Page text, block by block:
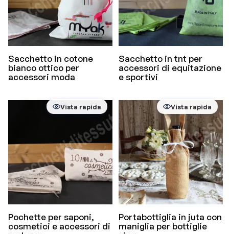
Sacchetto in cotone
bianco ottico per
accessori moda
Sacchetto in tnt per
accessori di equitazione
e sportivi
Pochette per saponi,
cosmetici e accessori di
Vista rapida
Portabottiglia in juta con
maniglia per bottiglie
Vista rapida